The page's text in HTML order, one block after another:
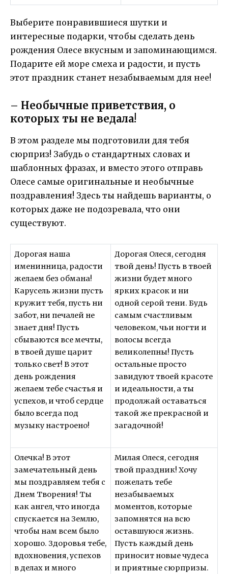
Выберите понравившиеся шутки и
интересные подарки, чтобы сделать день
рождения Олесе вкусным и запоминающимся.
Подарите ей море смеха и радости, и пусть
этот праздник станет незабываемым для нее!
– Необычные приветствия, о
которых ты не ведала!
В этом разделе мы подготовили для тебя
сюрприз! Забудь о стандартных словах и
шаблонных фразах, и вместо этого отправь
Олесе самые оригинальные и необычные
поздравления! Здесь ты найдешь варианты, о
которых даже не подозревала, что они
существуют.
Дорогая наша
именинница, радости
желаем без обмана!
Карусель жизни пусть
кружит тебя, пусть ни
забот, ни печалей не
знает дня! Пусть
сбываются все мечты,
в твоей душе царит
только свет! В этот
день рождения
желаем тебе счастья и
успехов, и чтоб сердце
было всегда под
музыку настроено!
Дорогая Олеся, сегодня
твой день! Пусть в твоей
жизни будет много
ярких красок и ни
одной серой тени. Будь
самым счастливым
человеком, чьи ногти и
волосы всегда
великолепны! Пусть
остальные просто
завидуют твоей красоте
и идеальности, а ты
продолжай оставаться
такой же прекрасной и
загадочной!
Олечка! В этот
замечательный день
мы поздравляем тебя с
Днем Творения! Ты
как ангел, что иногда
спускается на Землю,
чтобы нам всем было
хорошо. Здоровья тебе,
вдохновения, успехов
в делах и много
Милая Олеся, сегодня
твой праздник! Хочу
пожелать тебе
незабываемых
моментов, которые
запомнятся на всю
оставшуюся жизнь.
Пусть каждый день
приносит новые чудеса
и приятные сюрпризы.